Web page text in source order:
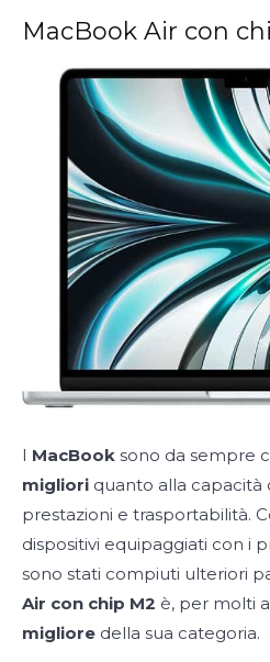
MacBook Air con
I MacBook sono da sempre
migliori quanto alla capacità
prestazioni e trasportabilità.
dispositivi equipaggiati con i
sono stati compiuti ulteriori
Air con chip M2 è, per molti
migliore della sua categoria.